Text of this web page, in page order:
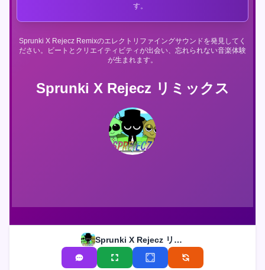
Sprunki X Rejecz リミックス
Sprunki X Rejecz Remixのエレクトリファイングサウンドを発見してく
ださい。ビートとクリエイティビティが出会い、忘れられない音楽体験
が生まれます。
す。
Sprunki X Rejecz リミックス